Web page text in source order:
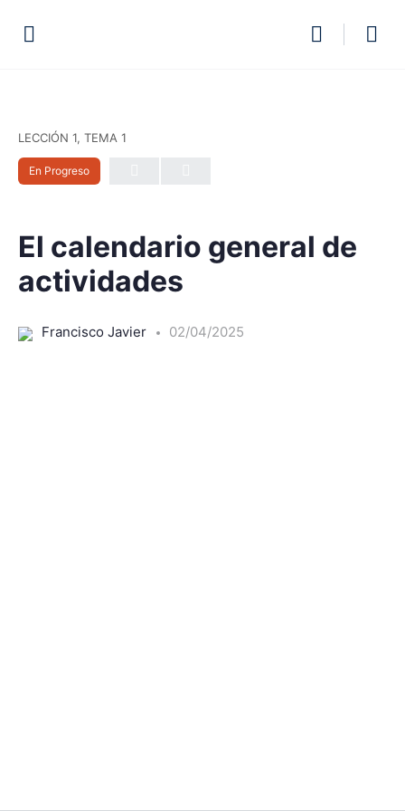
LECCIÓN 1, TEMA 1
En Progreso
El calendario general de
actividades
Francisco Javier 02/04/2025